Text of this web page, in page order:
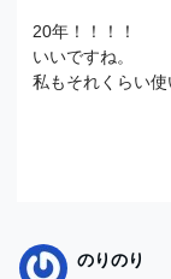
20年！！！！
いいですね。
私もそれくらい
のりのり